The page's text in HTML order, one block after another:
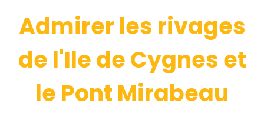
Admirer les rivages
de l'Ile de Cygnes et
le Pont Mirabeau